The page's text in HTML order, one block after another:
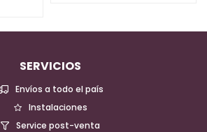
SERVICIOS
Envíos a todo el país
Instalaciones
Service post-venta